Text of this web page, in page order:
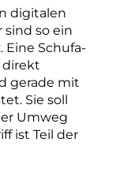
digitalen
sind so ein
Eine Schufa-
direkt
gerade mit
Sie soll
Umweg
ist Teil der